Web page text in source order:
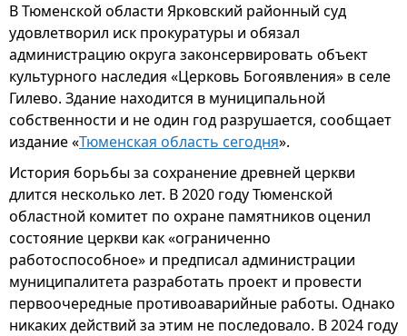
В Тюменской области Ярковский районный суд
удовлетворил иск прокуратуры и обязал
администрацию округа законсервировать объект
культурного наследия «Церковь Богоявления» в селе
Гилево. Здание находится в муниципальной
собственности и не один год разрушается, сообщает
издание «Тюменская область сегодня».
История борьбы за сохранение древней церкви
длится несколько лет. В 2020 году Тюменской
областной комитет по охране памятников оценил
состояние церкви как «ограниченно
работоспособное» и предписал администрации
муниципалитета разработать проект и провести
первоочередные противоаварийные работы. Однако
никаких действий за этим не последовало. В 2024 году